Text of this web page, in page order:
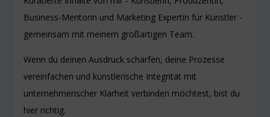
Business-Mentorin und Marketing Expertin für Künstler -
gemeinsam mit meinem großartigen Team.
Wenn du deinen Ausdruck schärfen, deine Prozesse
vereinfachen und künstlerische Integrität mit
unternehmerischer Klarheit verbinden möchtest, bist du
hier richtig.